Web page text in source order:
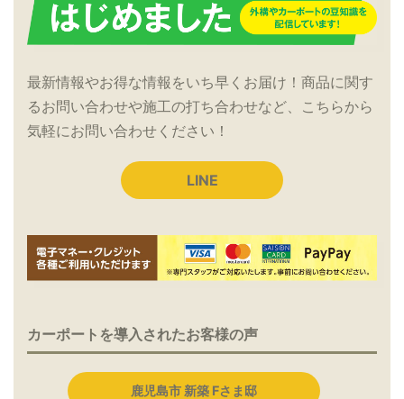
最新情報やお得な情報をいち早くお届け！商品に関す
るお問い合わせや施工の打ち合わせなど、こちらから
気軽にお問い合わせください！
LINE
カーポートを導入されたお客様の声
鹿児島市 新築 Fさま邸